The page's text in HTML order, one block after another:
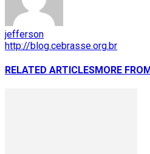
jefferson
http://blog.cebrasse.org.br
RELATED ARTICLESMORE